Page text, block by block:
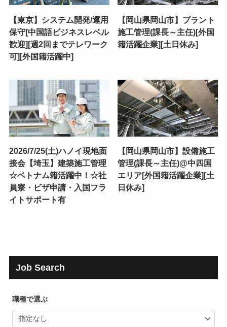
【東京】システム開発/運用
保守[中国語ビジネスレベル
歓迎][週2回までテレワーク
可][外国籍活躍中]
【岡山県岡山市】プラント
施工管理(課長～主任)[外国
籍活躍企業][土日休み]
2026/7/25(土)ハノイ現地面
接会【埼玉】建築施工管理
☆ベトナム籍活躍中！☆社
員寮・ビザ申請・入国フラ
イトサポート有
【岡山県岡山市】設備施工
管理(課長～主任)@中四国
エリア[外国籍活躍企業][土
日休み]
Job Search
職種で選ぶ